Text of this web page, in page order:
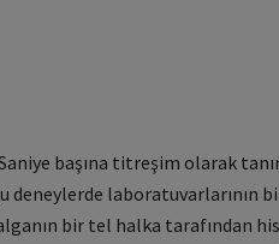
başına titreşim olarak
deneylerde laboratuvarlarının
bir tel halka tarafından